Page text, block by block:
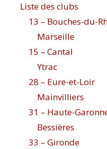
Liste des clubs
13 – Bouches-du-
Marseille
15 – Cantal
Ytrac
28 – Eure-et-Loir
Mainvilliers
31 – Haute-
Bessières
33 – Gironde